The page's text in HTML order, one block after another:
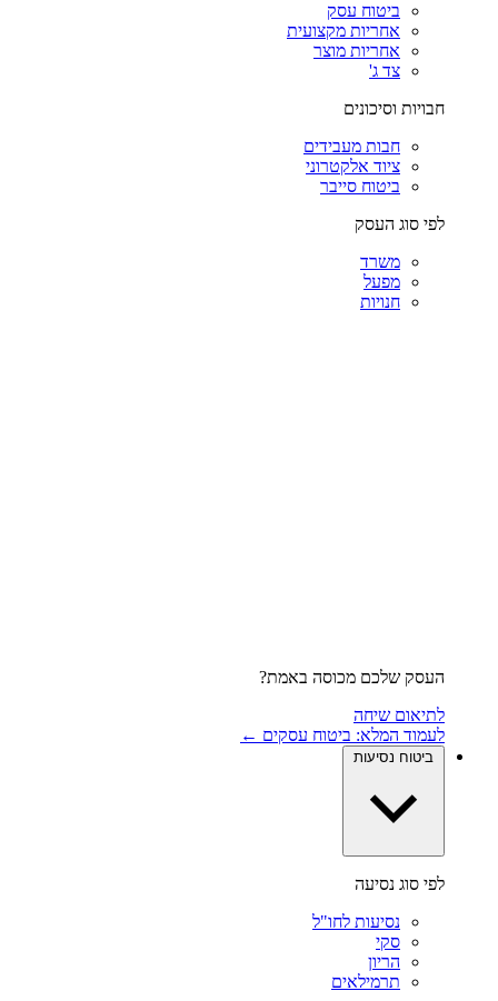
ביטוח עסק
אחריות מקצועית
אחריות מוצר
צד ג'
חבויות וסיכונים
חבות מעבידים
ציוד אלקטרוני
ביטוח סייבר
לפי סוג העסק
משרד
מפעל
חנויות
העסק שלכם מכוסה באמת?
לתיאום שיחה
לעמוד המלא: ביטוח עסקים ←
ביטוח נסיעות
לפי סוג נסיעה
נסיעות לחו"ל
סקי
הריון
תרמילאים